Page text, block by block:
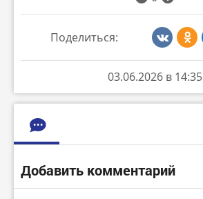
Поделиться:
03.06.2026 в 14:35
Добавить комментарий